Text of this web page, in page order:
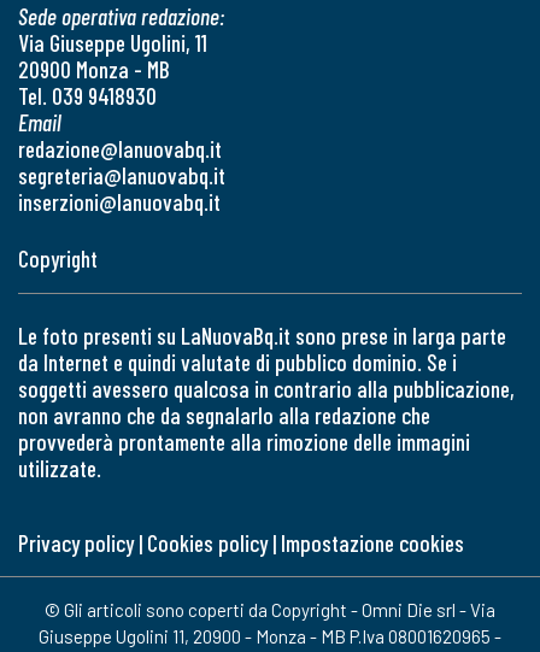
Sede operativa redazione:
Via Giuseppe Ugolini, 11
20900 Monza - MB
Tel. 039 9418930
Email
redazione@lanuovabq.it
segreteria@lanuovabq.it
inserzioni@lanuovabq.it
Copyright
Le foto presenti su LaNuovaBq.it sono prese in larga parte
da Internet e quindi valutate di pubblico dominio. Se i
soggetti avessero qualcosa in contrario alla pubblicazione,
non avranno che da segnalarlo alla redazione che
provvederà prontamente alla rimozione delle immagini
utilizzate.
Privacy policy| Cookies policy| Impostazione cookies
© Gli articoli sono coperti da Copyright - Omni Die srl - Via
Giuseppe Ugolini 11, 20900 - Monza - MB P.Iva 08001620965 -